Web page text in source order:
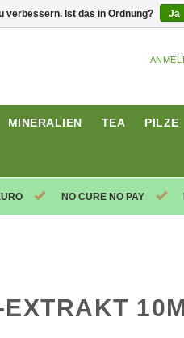
MINERALIEN TEA PILZE
NO CURE NO PAY
verbessern. Ist das in Ordnung? Ja